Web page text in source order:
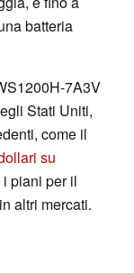
batteria
7A3V
Stati Uniti,
come il
su
piani per il
altri mercati.